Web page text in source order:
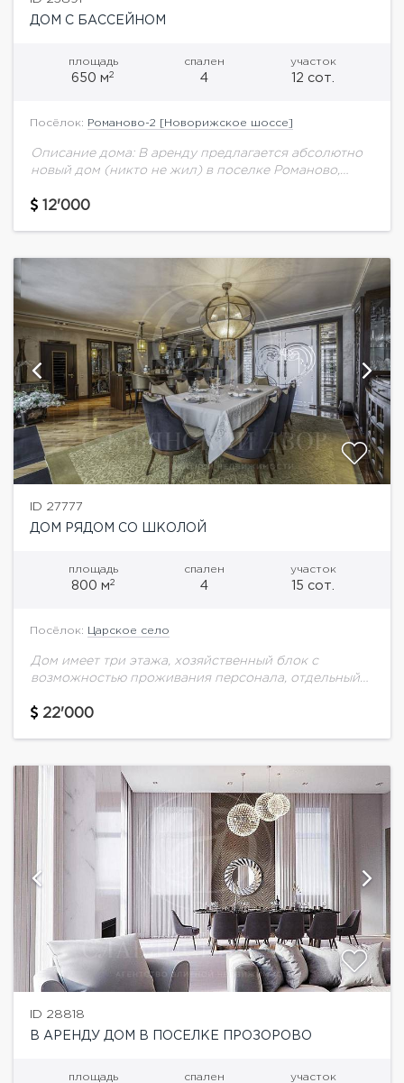
ДОМ С БАССЕЙНОМ
площадь
650 м2
спален
4
участок
12 сот.
Посёлок: Романово-2 [Новорижское шоссе]
Описание дома: В аренду предлагается абсолютно
новый дом (никто не жил) в поселке Романово,
Павлово. К поселку удобный подъезд как по
12'000
ID 27777
ДОМ РЯДОМ СО ШКОЛОЙ
площадь
800 м2
спален
4
участок
15 сот.
Посёлок: Царское село
Дом имеет три этажа, хозяйственный блок с
возможностью проживания персонала, отдельный
мойкой.Планировка дома:1 этаж: парадный холл;
22'000
ID 28818
В АРЕНДУ ДОМ В ПОСЕЛКЕ ПРОЗОРОВО
площадь спален участок